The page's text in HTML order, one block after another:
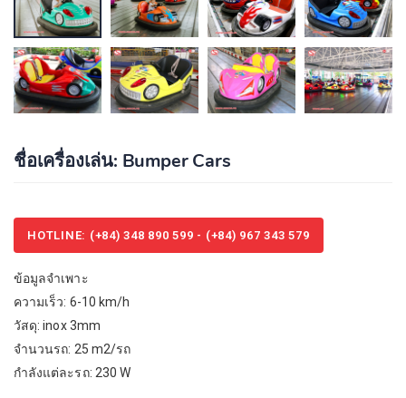
ชื่อเครื่องเล่น: Bumper Cars
HOTLINE: (+84) 348 890 599 - (+84) 967 343 579
ข้อมูลจำเพาะ
ความเร็ว: 6-10 km/h
วัสดุ: inox 3mm
จำนวนรถ: 25 m2/รถ
กำลังแต่ละรถ: 230 W